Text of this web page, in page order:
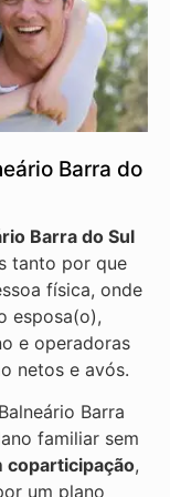
Barra do
Barra do Sul
tanto por que
física, onde
esposa(o),
e operadoras
netos e avós.
Barra
familiar sem
coparticipação,
um plano